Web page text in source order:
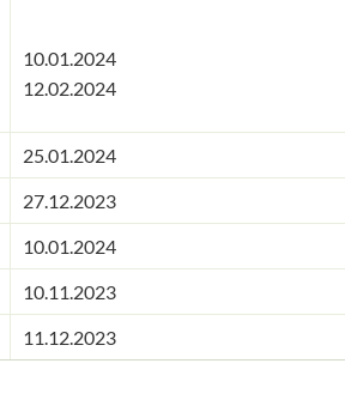
10.01.2024
12.02.2024
25.01.2024
27.12.2023
10.01.2024
10.11.2023
11.12.2023